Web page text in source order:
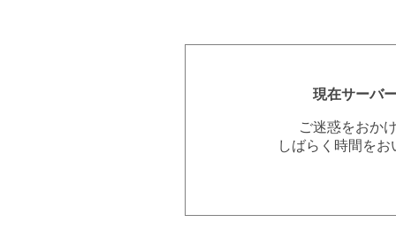
現在サーバ
ご迷惑をおか
しばらく時間を